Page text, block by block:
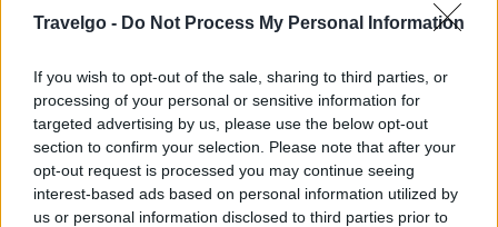
Travelgo - Do Not Process My Personal Information
If you wish to opt-out of the sale, sharing to third parties, or
processing of your personal or sensitive information for
targeted advertising by us, please use the below opt-out
section to confirm your selection. Please note that after your
opt-out request is processed you may continue seeing
interest-based ads based on personal information utilized by
us or personal information disclosed to third parties prior to
Porto Palace Hotel Thessaloniki: Διαμονή
5 αστέρων σε ένα ιστορικό κτίριο της
πόλης